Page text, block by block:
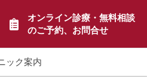
オンライン診療・無料相談
のご予約、お問合せ
ック案内